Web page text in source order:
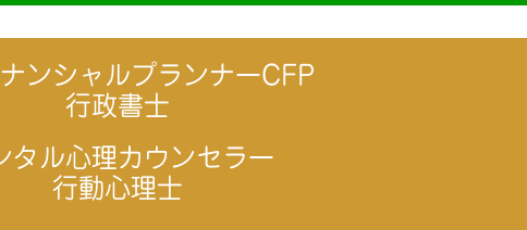
ンシャルプランナーCFP
行政書士
タル心理カウンセラー
行動心理士